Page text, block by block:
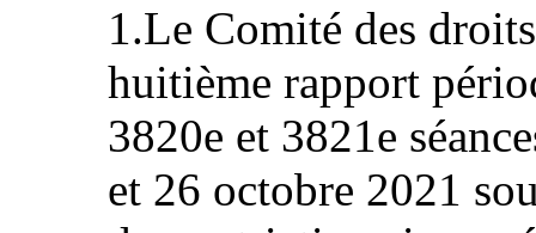
1.Le Comité des
huitième rapport
3820e et 3821e
et 26 octobre 2021